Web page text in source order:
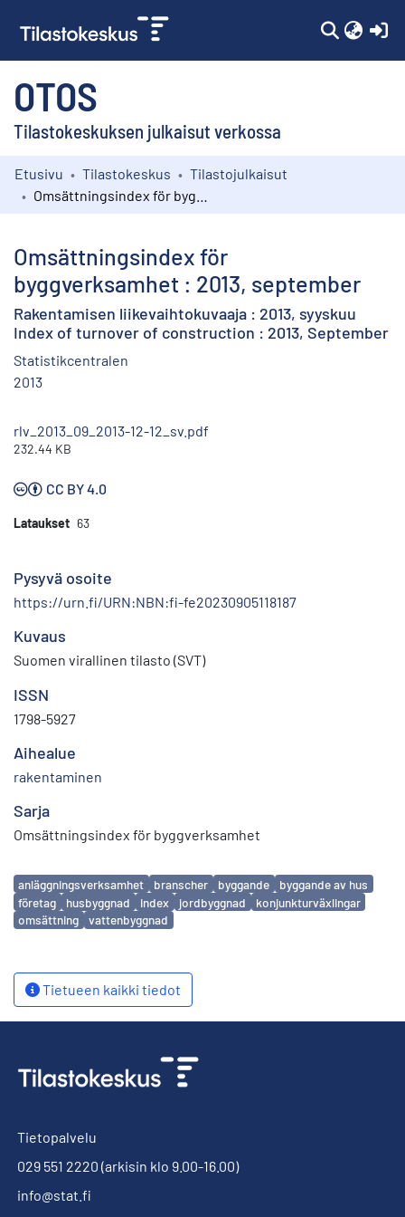
OTOS
Tilastokeskuksen julkaisut verkossa
Kokoelmat
Etusivu Tilastokeskus
Tilastojulkaisut
Omsättningsindex för
byggverksamhet : 2013, september
Rakentamisen liikevaihtokuvaaja : 2013, syyskuu
Index of turnover of construction : 2013, September
Statistikcentralen
2013
rlv_2013_09_2013-12-12_sv.pdf
232.44 KB
CC BY 4.0
Lataukset 63
Pysyvä osoite
https://urn.fi/URN:NBN:fi-fe20230905118187
Kuvaus
Suomen virallinen tilasto (SVT)
ISSN
1798-5927
Aihealue
rakentaminen
Sarja
Omsättningsindex för byggverksamhet
Avainsanat
anläggningsverksamhet branscher byggande
byggande av hus
företag
husbyggnad index jordbyggnad
konjunkturväxlingar
omsättning
vattenbyggnad
Tietueen kaikki tiedot
Tietopalvelu
029 551 2220 (arkisin klo 9.00-16.00)
info@stat.fi